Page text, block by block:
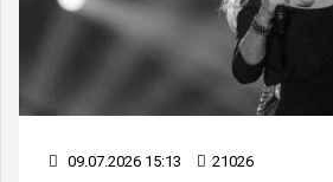
09.07.2026 15:13 21026